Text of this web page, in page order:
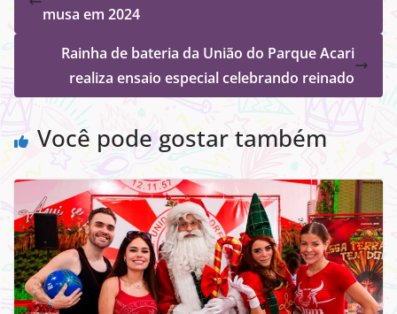
musa em 2024
Rainha de bateria da União do Parque Acari
realiza ensaio especial celebrando reinado
Você pode gostar também